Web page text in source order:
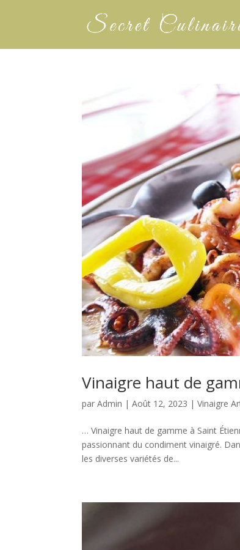
Vinaigre haut de
parAdmin |Août 12, 2023 |Vinaigre
… Vinaigre haut de gamme à Saint
passionnant du condiment vinaigré.
les diverses variétés de...